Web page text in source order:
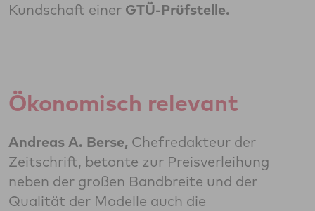
Kundschaft einer GTÜ-Prüfstelle.
Ökonomisch relevant
Andreas A. Berse, Chefredakteur der
Zeitschrift, betonte zur Preisverleihung
neben der großen Bandbreite und der
Qualität der Modelle auch die